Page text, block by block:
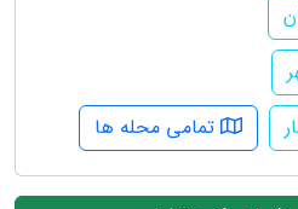
تمامی محله ها